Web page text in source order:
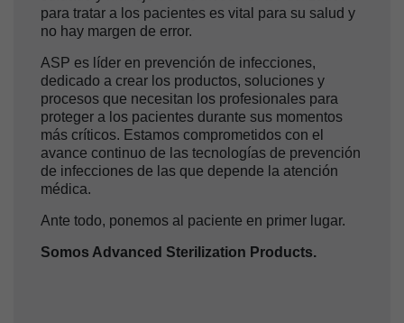
para tratar a los pacientes es vital para su salud y
no hay margen de error.
ASP es líder en prevención de infecciones,
dedicado a crear los productos, soluciones y
procesos que necesitan los profesionales para
proteger a los pacientes durante sus momentos
más críticos. Estamos comprometidos con el
avance continuo de las tecnologías de prevención
de infecciones de las que depende la atención
médica.
Ante todo, ponemos al paciente en primer lugar.
Somos Advanced Sterilization Products.